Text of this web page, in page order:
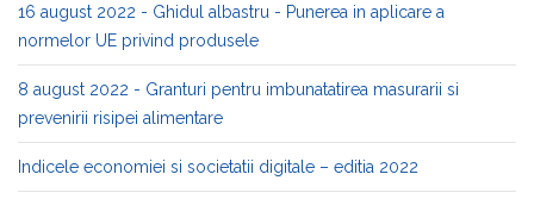
16 august 2022 - Ghidul albastru - Punerea in aplicare a
normelor UE privind produsele
8 august 2022 - Granturi pentru imbunatatirea masurarii si
prevenirii risipei alimentare
Indicele economiei si societatii digitale – editia 2022